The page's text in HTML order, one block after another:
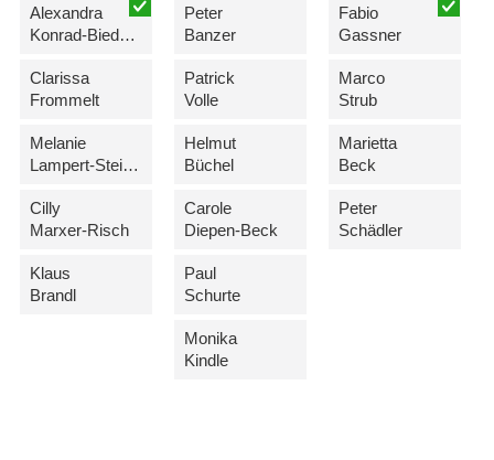
Alexandra
Konrad-Biedermann
Clarissa
Frommelt
Melanie
Lampert-Steiger
Cilly
Marxer-Risch
Klaus
Brandl
Peter
Banzer
Patrick
Volle
Helmut
Büchel
Carole
Diepen-Beck
Paul
Schurte
Monika
Kindle
Fabio
Gassner
Marco
Strub
Marietta
Beck
Peter
Schädler